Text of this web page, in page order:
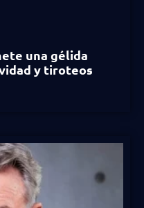
una gélida
y tiroteos